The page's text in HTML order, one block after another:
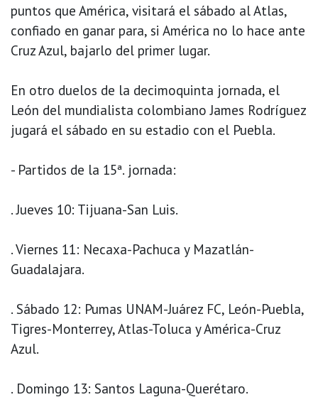
puntos que América, visitará el sábado al Atlas,
confiado en ganar para, si América no lo hace ante
Cruz Azul, bajarlo del primer lugar.
En otro duelos de la decimoquinta jornada, el
León del mundialista colombiano James Rodríguez
jugará el sábado en su estadio con el Puebla.
- Partidos de la 15ª. jornada:
. Jueves 10: Tijuana-San Luis.
. Viernes 11: Necaxa-Pachuca y Mazatlán-
Guadalajara.
. Sábado 12: Pumas UNAM-Juárez FC, León-Puebla,
Tigres-Monterrey, Atlas-Toluca y América-Cruz
Azul.
. Domingo 13: Santos Laguna-Querétaro.